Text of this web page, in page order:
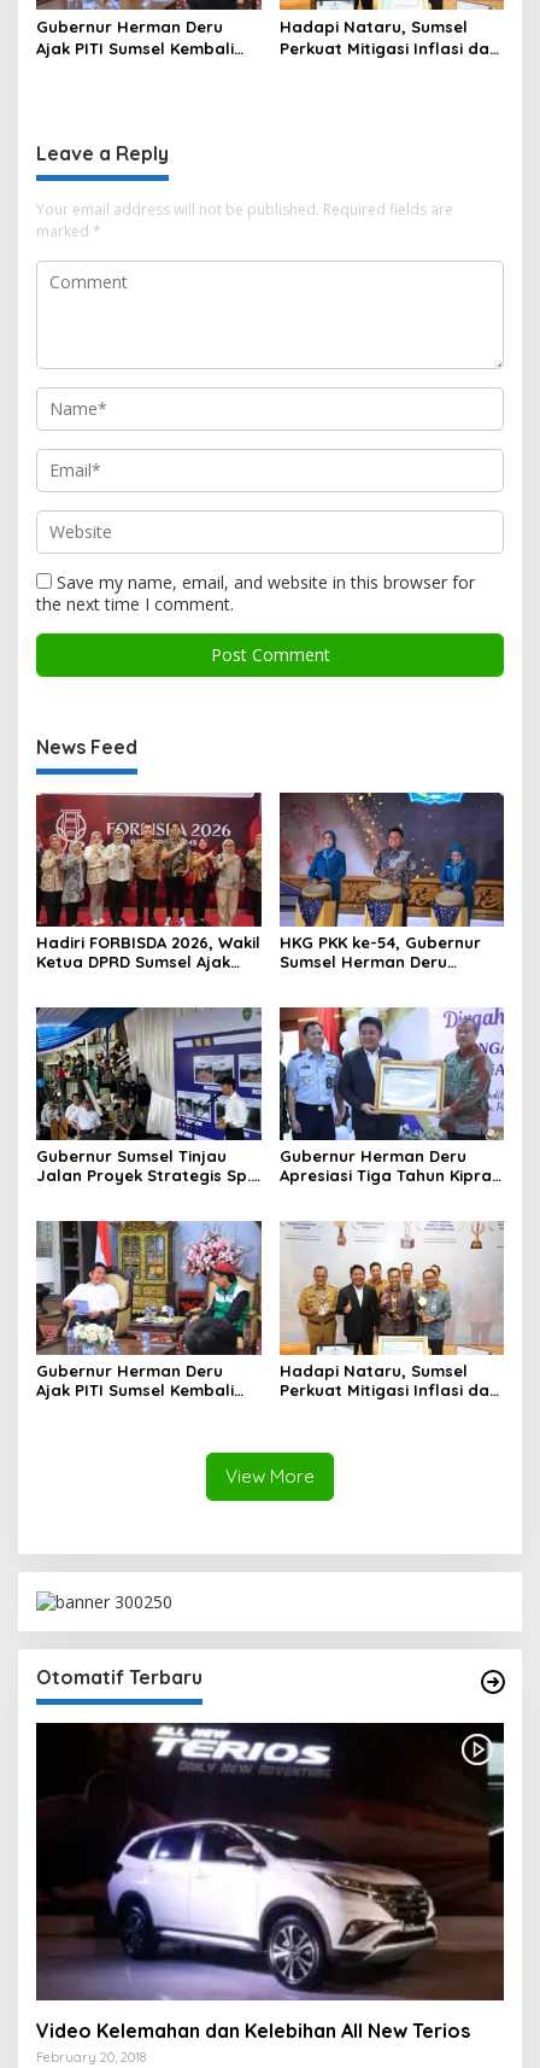
Gubernur Herman Deru
Ajak PITI Sumsel Kembali
Hadapi Nataru, Sumsel
Perkuat Mitigasi Inflasi dan
Leave a Reply
Your email address will not be published. Required fields are
marked *
Save my name, email, and website in this browser for
the next time I comment.
News Feed
Hadiri FORBISDA 2026, Wakil
Ketua DPRD Sumsel Ajak
HKG PKK ke-54, Gubernur
Sumsel Herman Deru
Perempuan
Gubernur Sumsel Tinjau
Jalan Proyek Strategis Sp.
Gubernur Herman Deru
Apresiasi Tiga Tahun Kiprah
Negara
Gubernur Herman Deru
Ajak PITI Sumsel Kembali
Hadapi Nataru, Sumsel
Perkuat Mitigasi Inflasi dan
View More
Otomatif Terbaru
Video Kelemahan dan Kelebihan All New Terios
February 20, 2018